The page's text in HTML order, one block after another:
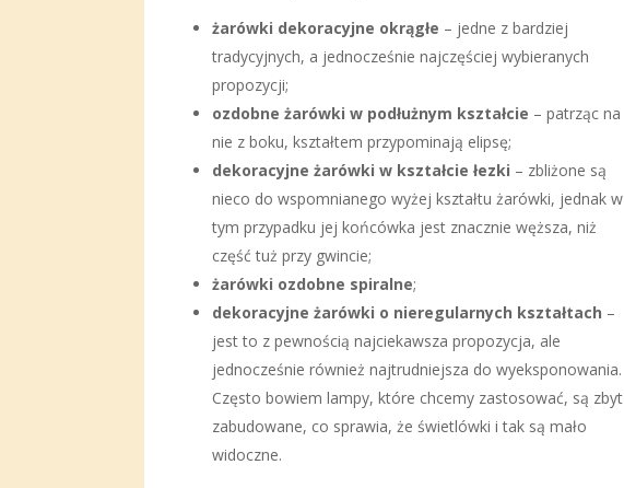
żarówki dekoracyjne okrągłe – jedne z bardziej
tradycyjnych, a jednocześnie najczęściej wybieranych
propozycji;
ozdobne żarówki w podłużnym kształcie – patrząc na
nie z boku, kształtem przypominają elipsę;
dekoracyjne żarówki w kształcie łezki – zbliżone są
nieco do wspomnianego wyżej kształtu żarówki, jednak w
tym przypadku jej końcówka jest znacznie węższa, niż
część tuż przy gwincie;
żarówki ozdobne spiralne;
dekoracyjne żarówki o nieregularnych kształtach –
jest to z pewnością najciekawsza propozycja, ale
jednocześnie również najtrudniejsza do wyeksponowania.
Często bowiem lampy, które chcemy zastosować, są zbyt
zabudowane, co sprawia, że świetlówki i tak są mało
widoczne.